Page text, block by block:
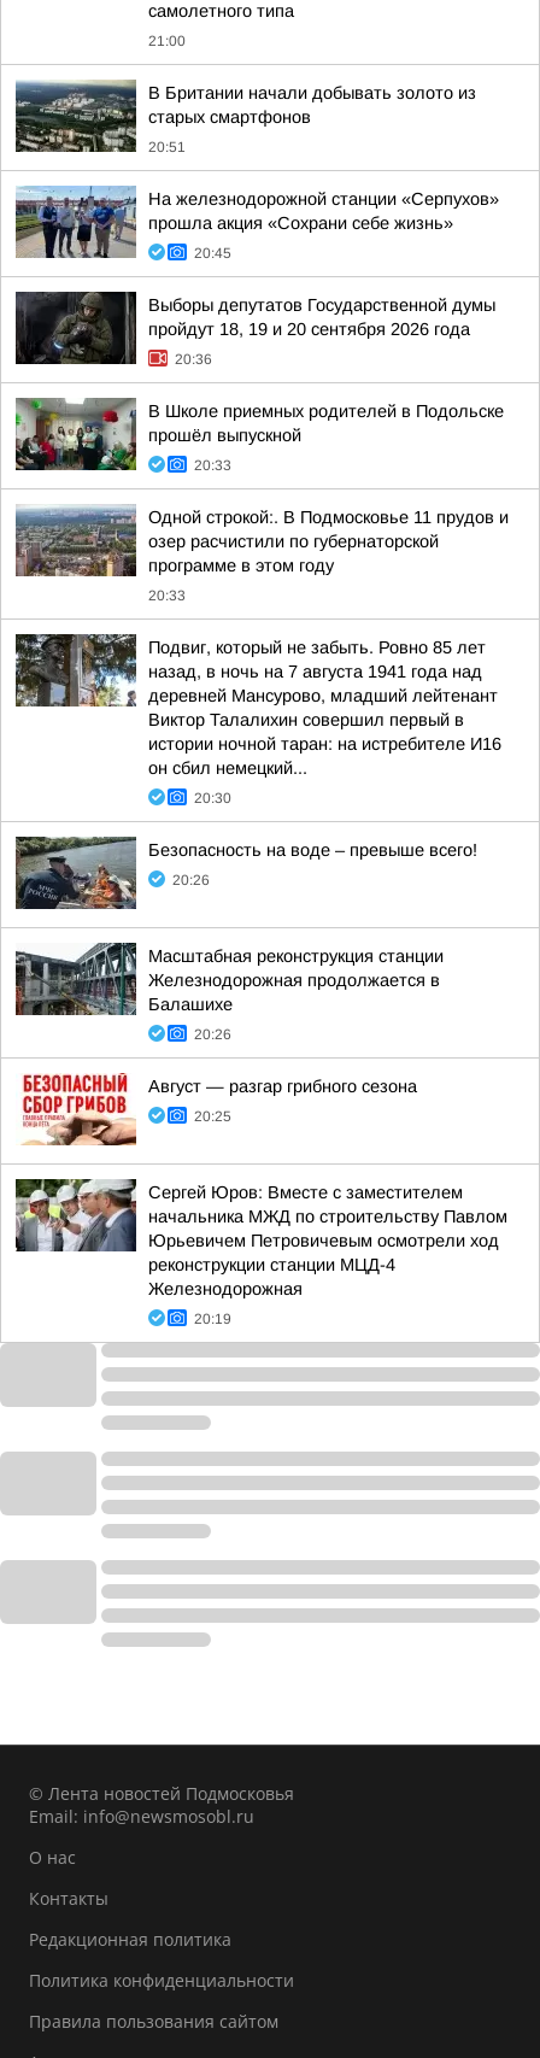
самолетного типа
21:00
В Британии начали добывать золото из
старых смартфонов
20:51
На железнодорожной станции «Серпухов»
прошла акция «Сохрани себе жизнь»
20:45
Выборы депутатов Государственной думы
пройдут 18, 19 и 20 сентября 2026 года
20:36
В Школе приемных родителей в Подольске
прошёл выпускной
20:33
Одной строкой:. В Подмосковье 11 прудов и
озер расчистили по губернаторской
программе в этом году
20:33
Подвиг, который не забыть. Ровно 85 лет
назад, в ночь на 7 августа 1941 года над
деревней Мансурово, младший лейтенант
Виктор Талалихин совершил первый в
истории ночной таран: на истребителе И16
он сбил немецкий...
20:30
Безопасность на воде – превыше всего!
20:26
Масштабная реконструкция станции
Железнодорожная продолжается в
Балашихе
20:26
Август — разгар грибного сезона
20:25
Сергей Юров: Вместе с заместителем
начальника МЖД по строительству Павлом
Юрьевичем Петровичевым осмотрели ход
реконструкции станции МЦД-4
Железнодорожная
20:19
© Лента новостей Подмосковья
Email: info@newsmosobl.ru
О нас
Контакты
Редакционная политика
Политика конфиденциальности
Правила пользования сайтом